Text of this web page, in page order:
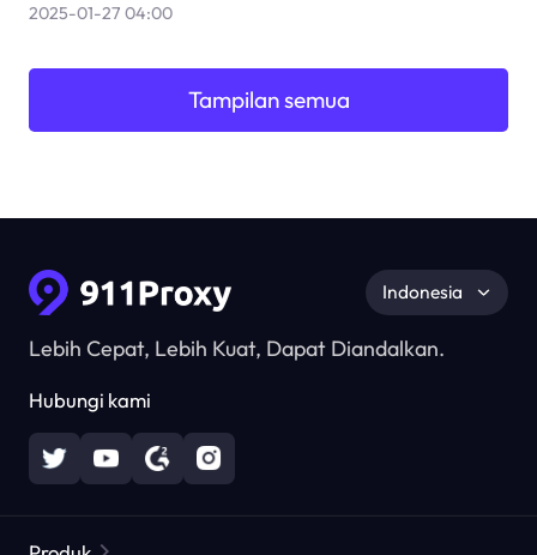
2025-01-27 04:00
Tampilan semua
Lebih Cepat, Lebih Kuat, Dapat Diandalkan.
Hubungi kami
Indonesia